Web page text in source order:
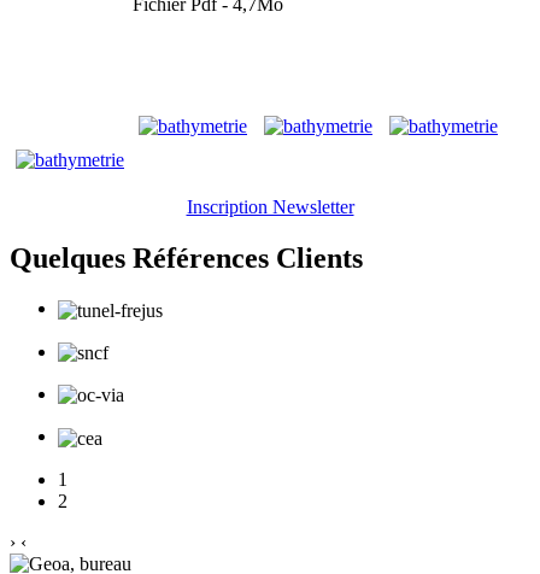
Inscription Newsletter
Quelques Références Clients
1
2
› ‹